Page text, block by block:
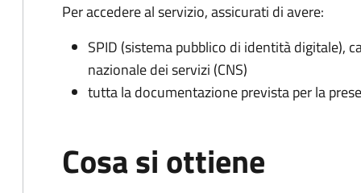
Per accedere al servizio, assicurati di avere:
SPID (sistema pubblico di identità digitale),
nazionale dei servizi (CNS)
tutta la documentazione prevista per la
Cosa si ottiene